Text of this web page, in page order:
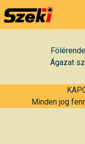
Ágazat
Minden jog